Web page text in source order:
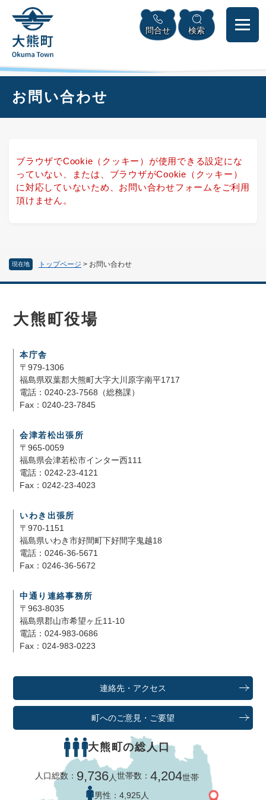
頭
メニューを飛ばして本文へ
問合せ 検索
現在地 トップページ > お問い合わせ
お問い合わせ
ブラウザでCookie（クッキー）が使用できる設定にな
っていない、または、ブラウザがCookie（クッキー）
に対応していないため、お問い合わせフォームをご利用
頂けません。
大熊町役場
本庁舎
〒979-1306
福島県双葉郡大熊町大字大川原字南平1717
電話：0240-23-7568（総務課）
Fax：0240-23-7845
会津若松出張所
〒965-0059
福島県会津若松市インター西111
電話：0242-23-4121
Fax：0242-23-4023
いわき出張所
〒970-1151
福島県いわき市好間町下好間字鬼越18
電話：0246-36-5671
Fax：0246-36-5672
中通り連絡事務所
〒963-8035
福島県郡山市希望ヶ丘11-10
電話：024-983-0686
Fax：024-983-0223
連絡先・アクセス
町へのご意見・ご要望
大熊町の総人口
人口総数： 9,736人世帯数：4,204世帯
男性： 4,925人